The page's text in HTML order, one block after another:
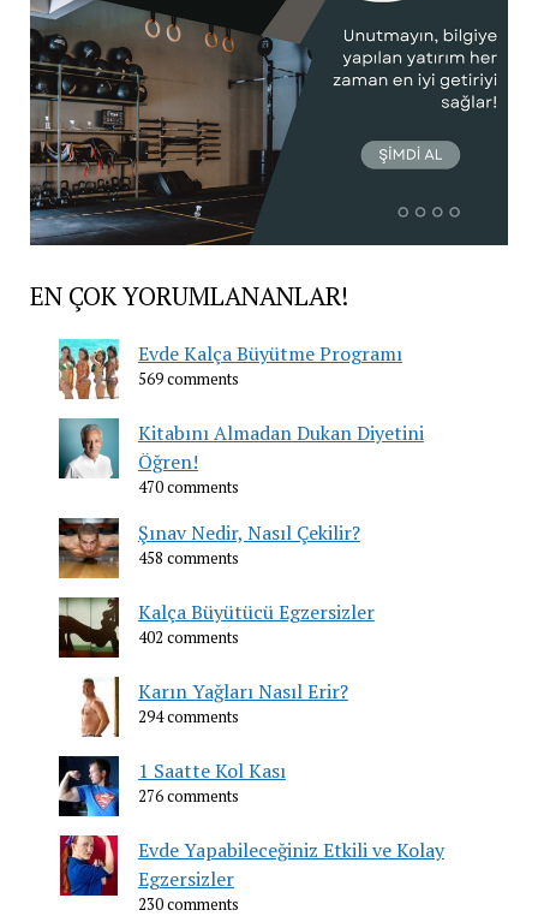
EN ÇOK YORUMLANANLAR!
Evde Kalça Büyütme Programı
569 comments
Kitabını Almadan Dukan Diyetini
Öğren!
470 comments
Şınav Nedir, Nasıl Çekilir?
458 comments
Kalça Büyütücü Egzersizler
402 comments
Karın Yağları Nasıl Erir?
294 comments
1 Saatte Kol Kası
276 comments
Evde Yapabileceğiniz Etkili ve Kolay
Egzersizler
230 comments